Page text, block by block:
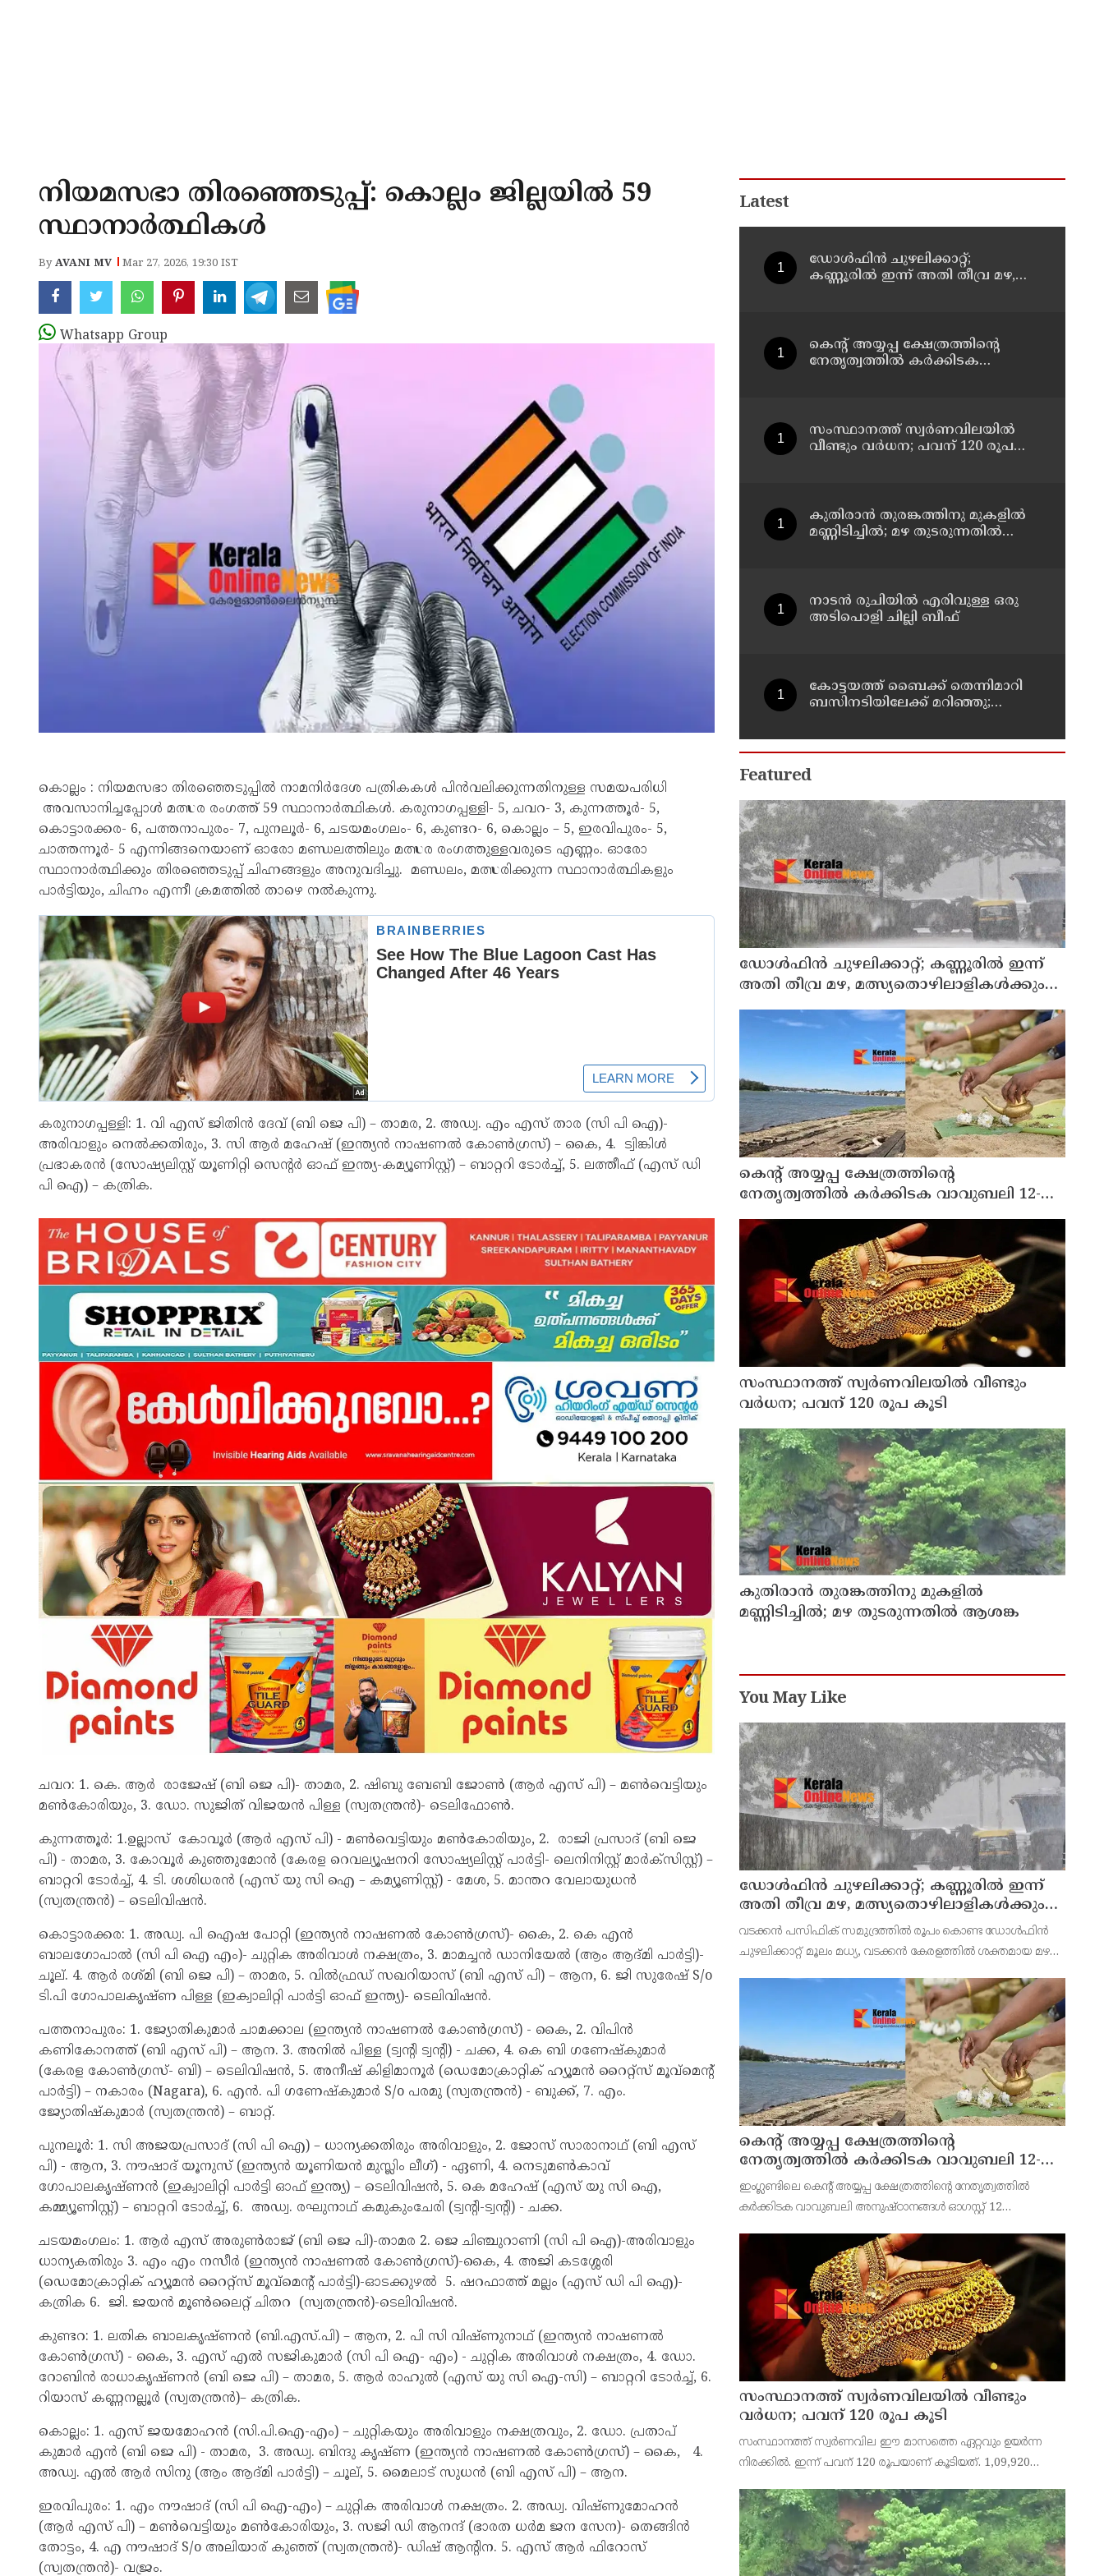
നിയമസഭാ തിരഞ്ഞെടുപ്പ്: കൊല്ലം ജില്ലയിൽ 59
സ്ഥാനാർത്ഥികൾ
ByAVANI MV Mar 27, 2026, 19:30 IST
Whatsapp Group
കൊല്ലം : നിയമസഭാ തിരഞ്ഞെടുപ്പിൽ നാമനിർദേശ പത്രികകൾ പിൻവലിക്കുന്നതിനുള്ള സമയപരിധി
അവസാനിച്ചപ്പോൾ മത്സര രംഗത്ത് 59 സ്ഥാനാർത്ഥികൾ. കരുനാഗപ്പള്ളി- 5, ചവറ- 3, കുന്നത്തൂർ- 5,
കൊട്ടാരക്കര- 6, പത്തനാപുരം- 7, പുനലൂർ- 6, ചടയമംഗലം- 6, കുണ്ടറ- 6, കൊല്ലം – 5, ഇരവിപുരം- 5,
ചാത്തന്നൂർ- 5 എന്നിങ്ങനെയാണ് ഓരോ മണ്ഡലത്തിലും മത്സര രംഗത്തുള്ളവരുടെ എണ്ണം. ഓരോ
സ്ഥാനാർത്ഥിക്കും തിരഞ്ഞെടുപ്പ് ചിഹ്നങ്ങളും അനുവദിച്ചു. മണ്ഡലം, മത്സരിക്കുന്ന സ്ഥാനാർത്ഥികളും
പാർട്ടിയും, ചിഹ്നം എന്നീ ക്രമത്തിൽ താഴെ നൽകുന്നു.
കരുനാഗപ്പള്ളി: 1. വി എസ് ജിതിൻ ദേവ് (ബി ജെ പി) – താമര, 2. അഡ്വ. എം എസ് താര (സി പി ഐ)-
അരിവാളും നെൽക്കതിരും, 3. സി ആർ മഹേഷ് (ഇന്ത്യൻ നാഷണൽ കോൺഗ്രസ്) – കൈ, 4. ട്വിങ്കിൾ
പ്രഭാകരൻ (സോഷ്യലിസ്റ്റ് യൂണിറ്റി സെന്റർ ഓഫ് ഇന്ത്യ-കമ്യൂണിസ്റ്റ്) – ബാറ്ററി ടോർച്ച്, 5. ലത്തീഫ് (എസ് ഡി
പി ഐ) – കത്രിക.
ചവറ: 1. കെ. ആർ രാജേഷ് (ബി ജെ പി)- താമര, 2. ഷിബു ബേബി ജോൺ (ആർ എസ് പി) – മൺവെട്ടിയും
മൺകോരിയും, 3. ഡോ. സുജിത് വിജയൻ പിള്ള (സ്വതന്ത്രൻ)- ടെലിഫോൺ.
കുന്നത്തൂർ: 1.ഉല്ലാസ് കോവൂർ (ആർ എസ് പി) - മൺവെട്ടിയും മൺകോരിയും, 2. രാജി പ്രസാദ് (ബി ജെ
പി) - താമര, 3. കോവൂർ കുഞ്ഞുമോൻ (കേരള റെവല്യൂഷനറി സോഷ്യലിസ്റ്റ് പാർട്ടി- ലെനിനിസ്റ്റ് മാർക്സിസ്റ്റ്) –
ബാറ്ററി ടോർച്ച്, 4. ടി. ശശിധരൻ (എസ് യു സി ഐ – കമ്യൂണിസ്റ്റ്) - മേശ, 5. മാന്തറ വേലായുധൻ
(സ്വതന്ത്രൻ) – ടെലിവിഷൻ.
കൊട്ടാരക്കര: 1. അഡ്വ. പി ഐഷ പോറ്റി (ഇന്ത്യൻ നാഷണൽ കോൺഗ്രസ്)- കൈ, 2. കെ എൻ
ബാലഗോപാൽ (സി പി ഐ എം)- ചുറ്റിക അരിവാൾ നക്ഷത്രം, 3. മാമച്ചൻ ഡാനിയേൽ (ആം ആദ്മി പാർട്ടി)-
ചൂല്. 4. ആർ രശ്മി (ബി ജെ പി) – താമര, 5. വിൽഫ്രഡ് സഖറിയാസ് (ബി എസ് പി) – ആന, 6. ജി സുരേഷ് S/o
ടി.പി ഗോപാലകൃഷ്ണ പിള്ള (ഇക്വാലിറ്റി പാർട്ടി ഓഫ് ഇന്ത്യ)- ടെലിവിഷൻ.
പത്തനാപുരം: 1. ജ്യോതികുമാർ ചാമക്കാല (ഇന്ത്യൻ നാഷണൽ കോൺഗ്രസ്) - കൈ, 2. വിപിൻ
കണികോനത്ത് (ബി എസ് പി) – ആന. 3. അനിൽ പിള്ള (ട്വന്റി ട്വന്റി) - ചക്ക, 4. കെ ബി ഗണേഷ്കുമാർ
(കേരള കോൺഗ്രസ്- ബി) – ടെലിവിഷൻ, 5. അനീഷ് കിളിമാനൂർ (ഡെമോക്രാറ്റിക് ഹ്യൂമൻ റൈറ്റ്സ് മൂവ്മെന്റ്
പാർട്ടി) – നകാരം (Nagara), 6. എൻ. പി ഗണേഷ്കുമാർ S/o പരമു (സ്വതന്ത്രൻ) - ബുക്ക്, 7. എം.
ജ്യോതിഷ്കുമാർ (സ്വതന്ത്രൻ) – ബാറ്റ്.
പുനലൂർ: 1. സി അജയപ്രസാദ് (സി പി ഐ) – ധാന്യക്കതിരും അരിവാളും, 2. ജോസ് സാരാനാഥ് (ബി എസ്
പി) - ആന, 3. നൗഷാദ് യൂനുസ് (ഇന്ത്യൻ യൂണിയൻ മുസ്ലിം ലീഗ്) - ഏണി, 4. നെടുമൺകാവ്
ഗോപാലകൃഷ്ണൻ (ഇക്വാലിറ്റി പാർട്ടി ഓഫ് ഇന്ത്യ) – ടെലിവിഷൻ, 5. കെ മഹേഷ് (എസ് യു സി ഐ,
കമ്മ്യൂണിസ്റ്റ്) – ബാറ്ററി ടോർച്ച്, 6. അഡ്വ. രഘുനാഥ് കമുകുംചേരി (ട്വന്റി-ട്വന്റി) - ചക്ക.
ചടയമംഗലം: 1. ആർ എസ് അരുൺരാജ് (ബി ജെ പി)-താമര 2. ജെ ചിഞ്ചുറാണി (സി പി ഐ)-അരിവാളും
ധാന്യകതിരും 3. എം എം നസീർ (ഇന്ത്യൻ നാഷണൽ കോൺഗ്രസ്)-കൈ, 4. അജി കടശ്ശേരി
(ഡെമോക്രാറ്റിക് ഹ്യൂമൻ റൈറ്റ്സ് മൂവ്‍മെന്റ് പാർട്ടി)-ഓടക്കുഴൽ 5. ഷറഫാത്ത് മല്ലം (എസ് ഡി പി ഐ)-
കത്രിക 6. ജി. ജയൻ മൂൺലൈറ്റ് ചിതറ (സ്വതന്ത്രൻ)-ടെലിവിഷൻ.
കുണ്ടറ: 1. ലതിക ബാലകൃഷ്ണൻ (ബി.എസ്.പി) – ആന, 2. പി സി വിഷ്ണുനാഥ് (ഇന്ത്യൻ നാഷണൽ
കോൺഗ്രസ്) - കൈ, 3. എസ് എൽ സജികുമാർ (സി പി ഐ- എം) - ചുറ്റിക അരിവാൾ നക്ഷത്രം, 4. ഡോ.
റോബിൻ രാധാകൃഷ്ണൻ (ബി ജെ പി) – താമര, 5. ആർ രാഹുൽ (എസ് യു സി ഐ-സി) – ബാറ്ററി ടോർച്ച്, 6.
റിയാസ് കണ്ണനല്ലൂർ (സ്വതന്ത്രൻ)– കത്രിക.
കൊല്ലം: 1. എസ് ജയമോഹൻ (സി.പി.ഐ-എം) – ചുറ്റികയും അരിവാളും നക്ഷത്രവും, 2. ഡോ. പ്രതാപ്
കുമാർ എൻ (ബി ജെ പി) - താമര, 3. അഡ്വ. ബിന്ദു കൃഷ്ണ (ഇന്ത്യൻ നാഷണൽ കോൺഗ്രസ്) – കൈ, 4.
അഡ്വ. എൽ ആർ സിനു (ആം ആദ്മി പാർട്ടി) – ചൂല്, 5. മൈലാട് സുധൻ (ബി എസ് പി) – ആന.
ഇരവിപുരം: 1. എം നൗഷാദ് (സി പി ഐ-എം) – ചുറ്റിക അരിവാൾ നക്ഷത്രം. 2. അഡ്വ. വിഷ്ണുമോഹൻ
(ആർ എസ് പി) – മൺവെട്ടിയും മൺകോരിയും, 3. സജി ഡി ആനന്ദ് (ഭാരത ധർമ ജന സേന)- തെങ്ങിൻ
തോട്ടം, 4. എ നൗഷാദ് S/o അലിയാര് കുഞ്ഞ് (സ്വതന്ത്രൻ)- ഡിഷ് ആന്റിന. 5. എസ് ആർ ഫിറോസ്
(സ്വതന്ത്രൻ)- വജ്രം.
Latest
ഡോള്‍ഫിന്‍ ചുഴലിക്കാറ്റ്;
കണ്ണൂരിൽ ഇന്ന് അതി തീവ്ര മഴ,
കെന്റ് അയ്യപ്പ ക്ഷേത്രത്തിന്റെ
നേതൃത്വത്തിൽ കർക്കിടക
സംസ്ഥാനത്ത് സ്വര്‍ണവിലയില്‍
വീണ്ടും വര്‍ധന; പവന് 120 രൂപ
കുതിരാന്‍ തുരങ്കത്തിനു മുകളില്‍
മണ്ണിടിച്ചില്‍; മഴ തുടരുന്നതിൽ
നാടൻ രുചിയിൽ എരിവുള്ള ഒരു
അടിപൊളി ചില്ലി ബീഫ്
കോട്ടയത്ത്‌ ബൈക്ക് തെന്നിമാറി
ബസിനടിയിലേക്ക് മറിഞ്ഞു;
Featured
ഡോള്‍ഫിന്‍ ചുഴലിക്കാറ്റ്; കണ്ണൂരിൽ ഇന്ന്
അതി തീവ്ര മഴ, മത്സ്യതൊഴിലാളികൾക്കും
നിയന്ത്രണം
കെന്റ് അയ്യപ്പ ക്ഷേത്രത്തിന്റെ
നേതൃത്വത്തിൽ കർക്കിടക വാവുബലി 12-ന് ;
ഒരുക്കങ്ങൾ പൂർത്തിയായി
സംസ്ഥാനത്ത് സ്വര്‍ണവിലയില്‍ വീണ്ടും
വര്‍ധന; പവന് 120 രൂപ കൂടി
കുതിരാന്‍ തുരങ്കത്തിനു മുകളില്‍
മണ്ണിടിച്ചില്‍; മഴ തുടരുന്നതിൽ ആശങ്ക
You May Like
ഡോള്‍ഫിന്‍ ചുഴലിക്കാറ്റ്; കണ്ണൂരിൽ ഇന്ന്
അതി തീവ്ര മഴ, മത്സ്യതൊഴിലാളികൾക്കും
നിയന്ത്രണം
വടക്കന്‍ പസിഫിക് സമുദ്രത്തില്‍ രൂപം കൊണ്ട ഡോള്‍ഫിന്‍
ചുഴലിക്കാറ്റ് മൂലം മധ്യ, വടക്കന്‍ കേരളത്തില്‍ ശക്തമായ മഴ
ജാഗ്രതപാലിക്കണമെന്ന് അധികൃതർ നിർദ്ദേശം നൽകി.സംസ
കെന്റ് അയ്യപ്പ ക്ഷേത്രത്തിന്റെ
നേതൃത്വത്തിൽ കർക്കിടക വാവുബലി 12-ന് ;
ഒരുക്കങ്ങൾ പൂർത്തിയായി
ഇംഗ്ലണ്ടിലെ കെന്റ് അയ്യപ്പ ക്ഷേത്രത്തിന്റെ നേതൃത്വത്തിൽ
കർക്കിടക വാവുബലി അനുഷ്ഠാനങ്ങൾ ഓഗസ്റ്റ് 12
11.30 മുതൽ ഉച്ചയ്ക്ക് 3.00 വരെ ഭക്തിനിർഭരമായ അ
സംസ്ഥാനത്ത് സ്വര്‍ണവിലയില്‍ വീണ്ടും
വര്‍ധന; പവന് 120 രൂപ കൂടി
സംസ്ഥാനത്ത് സ്വര്‍ണവില ഈ മാസത്തെ ഏറ്റവും ഉയര്‍ന്ന
നിരക്കില്‍. ഇന്ന് പവന് 120 രൂപയാണ് കൂടിയത്. 1,09,920
ആനുപാതികമായി 15 രൂപയാണ് കൂടിയത്. 13,740 രൂപയാണ്